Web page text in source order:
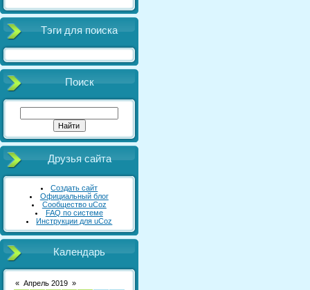
Тэги для поиска
Поиск
Друзья сайта
Создать сайт
Официальный блог
Сообщество uCoz
FAQ по системе
Инструкции для uCoz
Календарь
« Апрель 2019 »